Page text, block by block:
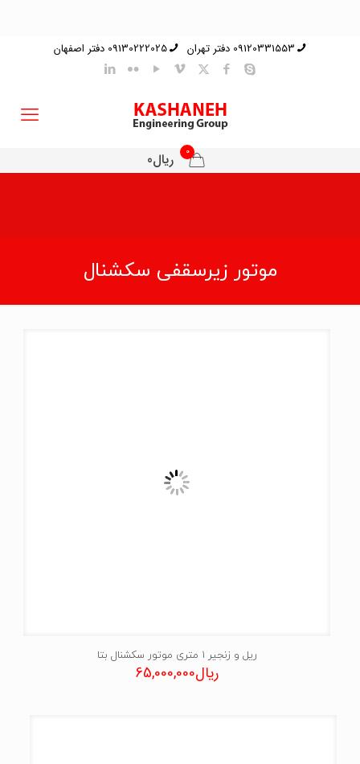
09120331553 دفتر تهران 09130222025 دفتر اصفهان
0 ریال0
موتور زیرسقفی سکشنال
ریل و زنجیر ۱ متری موتور سکشنال بتا
ریال65,000,000